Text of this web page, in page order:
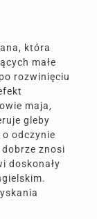
która
małe
rozwinięciu
maja,
gleby
odczynie
znosi
doskonały